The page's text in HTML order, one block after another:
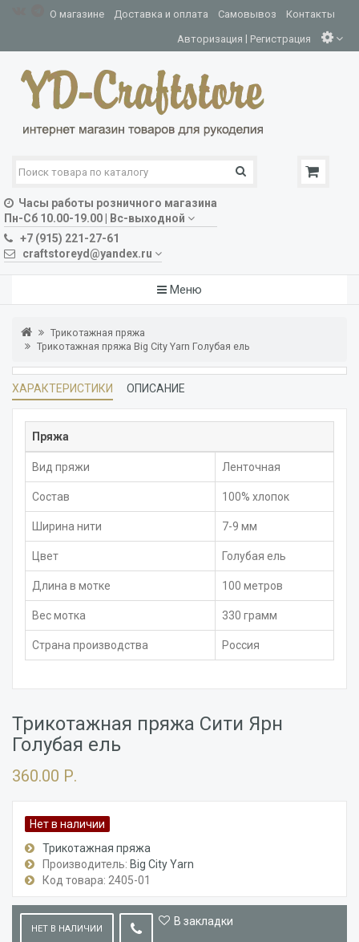
О магазине Доставка и оплата Самовывоз Контакты
Авторизация | Регистрация
Часы работы розничного магазина
Пн-Сб 10.00-19.00 | Вс-выходной
+7 (915) 221-27-61
craftstoreyd@yandex.ru
Меню
Трикотажная пряжа
Трикотажная пряжа Big City Yarn Голубая ель
ХАРАКТЕРИСТИКИ ОПИСАНИЕ
Пряжа
Вид пряжи Ленточная
Состав 100% хлопок
Ширина нити 7-9 мм
Цвет Голубая ель
Длина в мотке 100 метров
Вес мотка 330 грамм
Страна производства Россия
Трикотажная пряжа Сити Ярн
Голубая ель
360.00 Р.
Нет в наличии
Трикотажная пряжа
Производитель: Big City Yarn
Код товара: 2405-01
НЕТ В НАЛИЧИИ
В закладки